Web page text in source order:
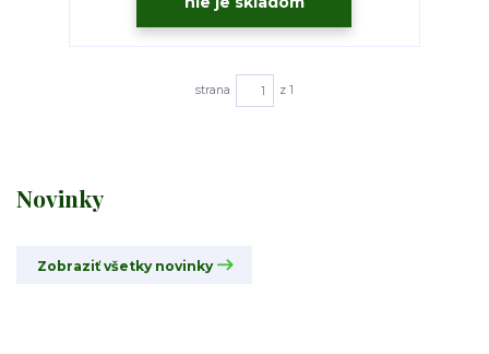
Novinky
Zobraziť všetky novinky
strana z 1